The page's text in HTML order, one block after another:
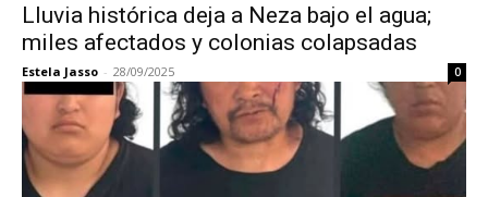
Lluvia histórica deja a Neza bajo el agua;
miles afectados y colonias colapsadas
Estela Jasso - 28/09/2025 0